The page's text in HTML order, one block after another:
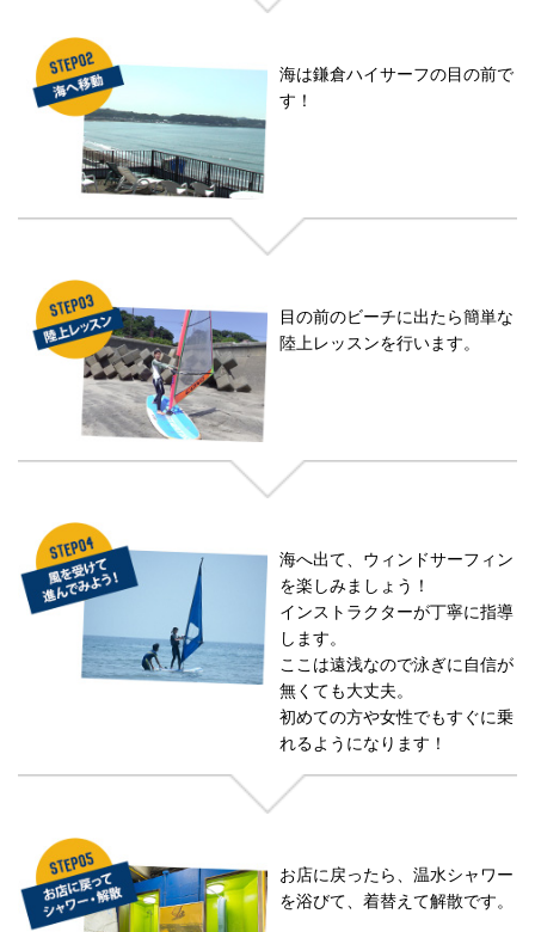
海は鎌倉ハイサーフの目の前で
す！
目の前のビーチに出たら簡単な
陸上レッスンを行います。
海へ出て、ウィンドサーフィン
を楽しみましょう！
インストラクターが丁寧に指導
します。
ここは遠浅なので泳ぎに自信が
無くても大丈夫。
初めての方や女性でもすぐに乗
れるようになります！
お店に戻ったら、温水シャワー
を浴びて、着替えて解散です。